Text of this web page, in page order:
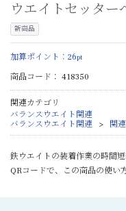
ウエイトセッター
新商品
加算ポイント： 26pt
商品コード： 418350
関連カテゴリ
バランスウエイト関連
バランスウエイト関連
関
鉄ウエイトの装着作業の時間
QRコードで、この商品の使い